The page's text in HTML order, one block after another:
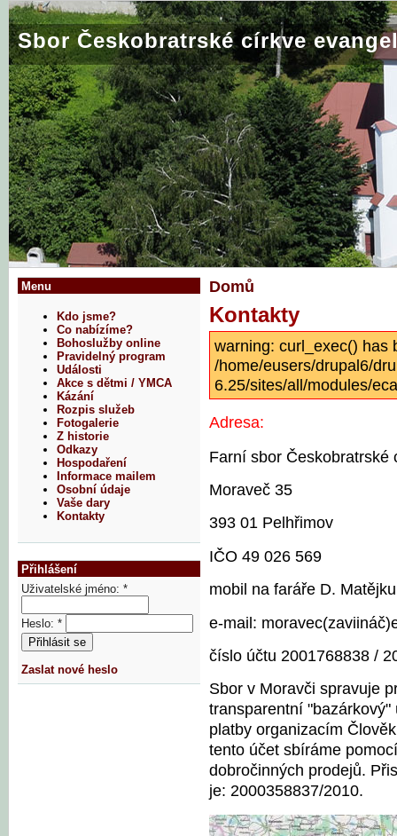
Sbor Českobratrské církve
Domů
Kontakty
warning: curl_exec() has
/home/eusers/drupal6/
6.25/sites/all/modules/
Adresa:
Farní sbor Českobratrské
Moraveč 35
393 01 Pelhřimov
IČO 49 026 569
mobil na faráře D.
e-mail:
číslo účtu 2001768838 /
Sbor v Moravči spravuje
transparentní
platby organizacím
tento účet sbíráme
dobročinných prodejů.
je: 2000358837/2010.
Menu
Kdo jsme?
Co nabízíme?
Bohoslužby online
Pravidelný program
Události
Akce s dětmi / YMCA
Kázání
Rozpis služeb
Fotogalerie
Z historie
Odkazy
Hospodaření
Informace mailem
Osobní údaje
Vaše dary
Kontakty
Přihlášení
Uživatelské jméno: *
Heslo: *
Zaslat nové heslo